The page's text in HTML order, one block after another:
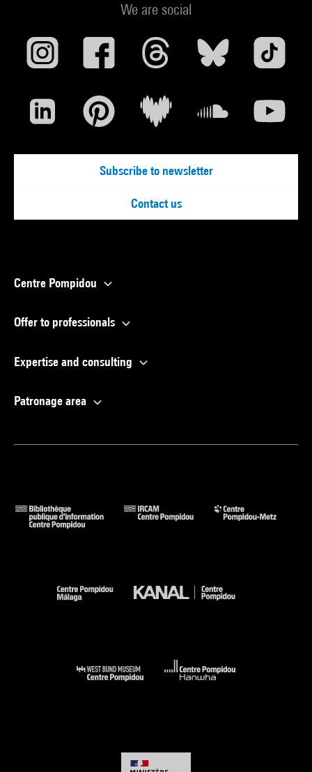
We are social
Subscribe to newsletter
Contact us
Centre Pompidou
Offer to professionals
Expertise and consulting
Patronage area